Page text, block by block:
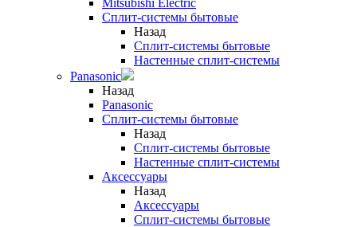
Mitsubishi Electric
Сплит-системы бытовые
Назад
Сплит-системы бытовые
Настенные сплит-системы
Panasonic
Назад
Panasonic
Сплит-системы бытовые
Назад
Сплит-системы бытовые
Настенные сплит-системы
Аксессуары
Назад
Аксессуары
Сплит-системы бытовые